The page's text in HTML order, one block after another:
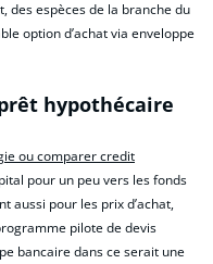
des espèces de la branche du
option d’achat via enveloppe
hypothécaire
ou comparer credit
pour un peu vers les fonds
aussi pour les prix d’achat,
pilote de devis
bancaire dans ce serait une